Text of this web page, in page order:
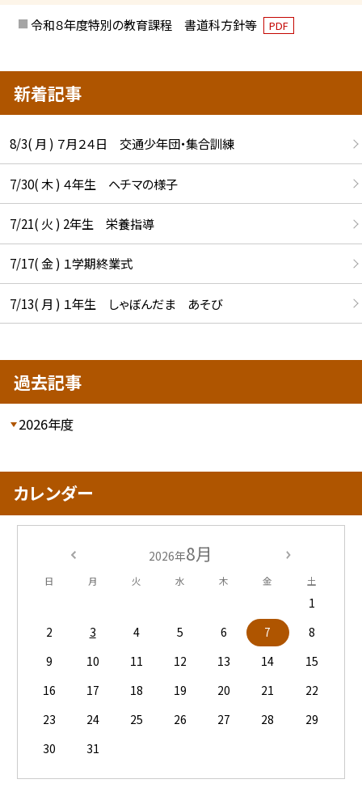
令和８年度特別の教育課程 書道科方針等 PDF
新着記事
8/3( 月 ) ７月２４日 交通少年団・集合訓練
7/30( 木 ) ４年生 ヘチマの様子
7/21( 火 ) 2年生 栄養指導
7/17( 金 ) １学期終業式
7/13( 月 ) １年生 しゃぼんだま あそび
過去記事
2026年度
カレンダー
2026年8月
日 月 火 水 木 金 土
1
2
3 4 5 6 7
8
9
10 11 12 13 14
15
16
17 18 19 20 21
22
23
24 25 26 27 28
29
30
31